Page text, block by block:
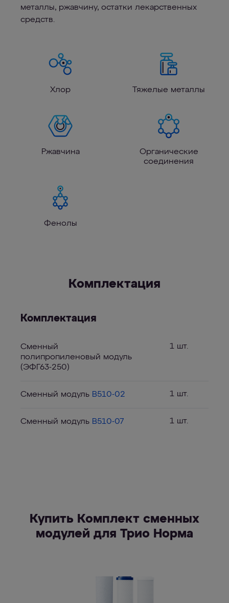
металлы, ржавчину, остатки лекарственных
средств.
Хлор Тяжелые металлы
Ржавчина
Органические
соединения
Фенолы
Комплектация
Комплектация
Сменный
полипропиленовый модуль
(ЭФГ63-250)
1 шт.
Сменный модуль B510-02 1 шт.
Сменный модуль B510-07 1 шт.
Купить Комплект сменных
модулей для Трио Норма